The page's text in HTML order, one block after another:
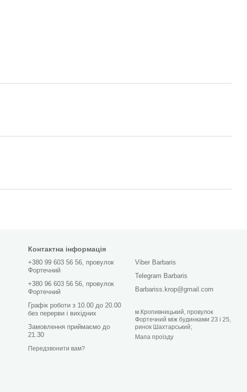
Контактна інформація
+380 99 603 56 56, провулок
Фортечний
+380 96 603 56 56, провулок
Фортечний
Графік роботи з 10.00 до 20.00
без перерви і вихідних
Замовлення приймаємо до
21.30
Передзвонити вам?
Viber Barbaris
Telegram Barbaris
Barbariss.krop@gmail.com
м.Кропивницький, провулок
Фортечний між будинками 23 і 25,
ринок Шахтарський;
Мапа проїзду